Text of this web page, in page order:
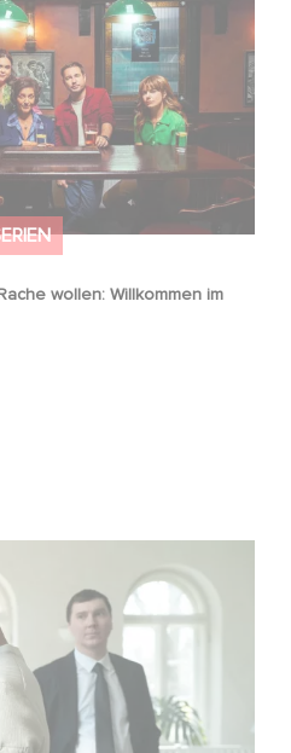
wollen: Willkommen im
– wer zieht die Fäden